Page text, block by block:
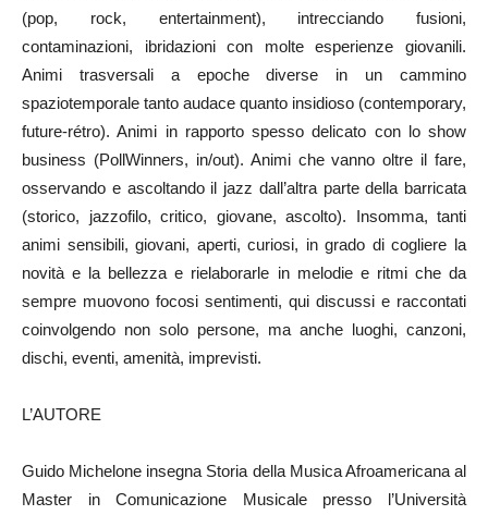
(pop, rock, entertainment), intrecciando fusioni,
contaminazioni, ibridazioni con molte esperienze giovanili.
Animi trasversali a epoche diverse in un cammino
spaziotemporale tanto audace quanto insidioso (contemporary,
future-rétro). Animi in rapporto spesso delicato con lo show
business (PollWinners, in/out). Animi che vanno oltre il fare,
osservando e ascoltando il jazz dall’altra parte della barricata
(storico, jazzofilo, critico, giovane, ascolto). Insomma, tanti
animi sensibili, giovani, aperti, curiosi, in grado di cogliere la
novità e la bellezza e rielaborarle in melodie e ritmi che da
sempre muovono focosi sentimenti, qui discussi e raccontati
coinvolgendo non solo persone, ma anche luoghi, canzoni,
dischi, eventi, amenità, imprevisti.
L’AUTORE
Guido Michelone insegna Storia della Musica Afroamericana al
Master in Comunicazione Musicale presso l’Università